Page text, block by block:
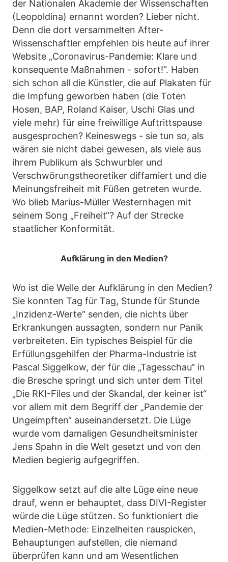
der Nationalen Akademie der Wissenschaften
(Leopoldina) ernannt worden? Lieber nicht.
Denn die dort versammelten After-
Wissenschaftler empfehlen bis heute auf ihrer
Website „Coronavirus-Pandemie: Klare und
konsequente Maßnahmen - sofort!“. Haben
sich schon all die Künstler, die auf Plakaten für
die Impfung geworben haben (die Toten
Hosen, BAP, Roland Kaiser, Uschi Glas und
viele mehr) für eine freiwillige Auftrittspause
ausgesprochen? Keineswegs - sie tun so, als
wären sie nicht dabei gewesen, als viele aus
ihrem Publikum als Schwurbler und
Verschwörungstheoretiker diffamiert und die
Meinungsfreiheit mit Füßen getreten wurde.
Wo blieb Marius-Müller Westernhagen mit
seinem Song „Freiheit“? Auf der Strecke
staatlicher Konformität.
Aufklärung in den Medien?
Wo ist die Welle der Aufklärung in den Medien?
Sie konnten Tag für Tag, Stunde für Stunde
„Inzidenz-Werte“ senden, die nichts über
Erkrankungen aussagten, sondern nur Panik
verbreiteten. Ein typisches Beispiel für die
Erfüllungsgehilfen der Pharma-Industrie ist
Pascal Siggelkow, der für die „Tagesschau“ in
die Bresche springt und sich unter dem Titel
„Die RKI-Files und der Skandal, der keiner ist“
vor allem mit dem Begriff der „Pandemie der
Ungeimpften“ auseinandersetzt. Die Lüge
wurde vom damaligen Gesundheitsminister
Jens Spahn in die Welt gesetzt und von den
Medien begierig aufgegriffen.
Siggelkow setzt auf die alte Lüge eine neue
drauf, wenn er behauptet, dass DIVI-Register
würde die Lüge stützen. So funktioniert die
Medien-Methode: Einzelheiten rauspicken,
Behauptungen aufstellen, die niemand
überprüfen kann und am Wesentlichen